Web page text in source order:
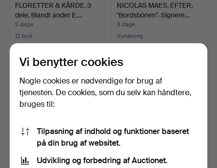
FLORETTER & KÅRDE, 3
dele, Blandt andet E.…
3 dage
12 bud
85 USD
NICOLAS MAES. EFTER.
"Bordsbönen". Signere…
3 dage
Vurdering
85 USD
Vi benytter cookies
Nogle cookies er nødvendige for brug af
tjenesten. De cookies, som du selv kan håndtere,
bruges til:
Tilpasning af indhold og funktioner baseret
på din brug af websitet.
Udvikling og forbedring af Auctionet.